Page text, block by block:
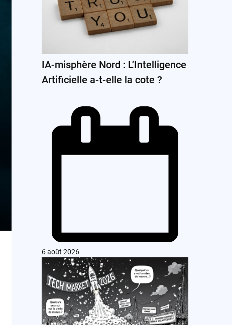
IA-misphère Nord : L’Intelligence
Artificielle a-t-elle la cote ?
6 août 2026